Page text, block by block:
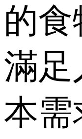
的食
滿足
本需